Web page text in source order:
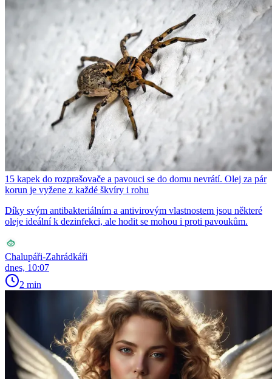
15 kapek do rozprašovače a pavouci se do domu nevrátí. Olej za pár
korun je vyžene z každé škvíry i rohu
Díky svým antibakteriálním a antivirovým vlastnostem jsou některé
oleje ideální k dezinfekci, ale hodit se mohou i proti pavoukům.
Chalupáři-Zahrádkáři
dnes, 10:07
2 min